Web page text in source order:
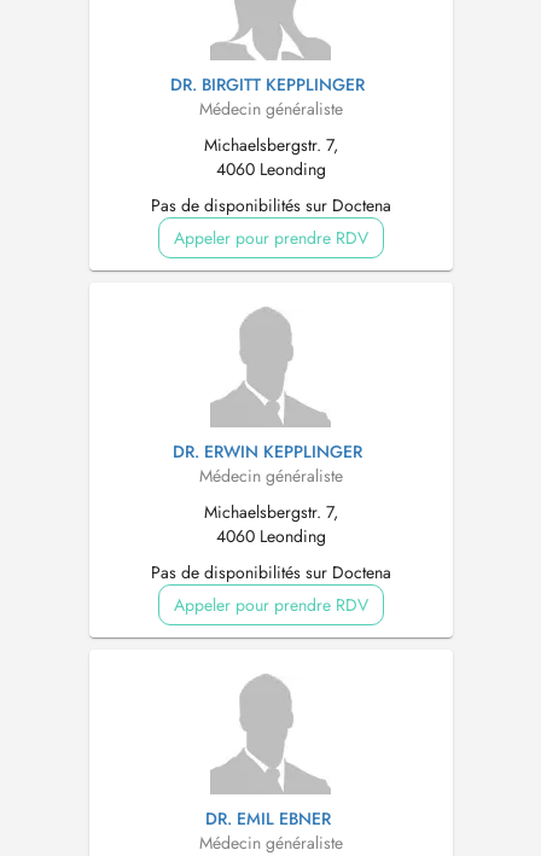
DR. BIRGITT KEPPLINGER
Médecin généraliste
Michaelsbergstr. 7,
4060 Leonding
Pas de disponibilités sur Doctena
Appeler pour prendre RDV
DR. ERWIN KEPPLINGER
Médecin généraliste
Michaelsbergstr. 7,
4060 Leonding
Pas de disponibilités sur Doctena
Appeler pour prendre RDV
DR. EMIL EBNER
Médecin généraliste